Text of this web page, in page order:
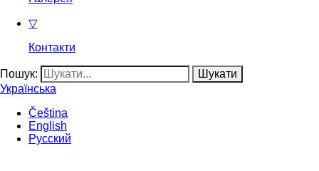
▽
Контакти
Пошук:
Українська
Čeština
English
Русский